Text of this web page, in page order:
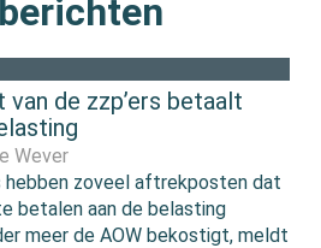
van de zzp’ers betaalt
Wever
hebben zoveel aftrekposten dat
betalen aan de belasting
meer de AOW bekostigt, meldt